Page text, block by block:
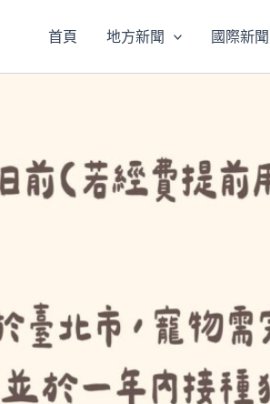
首頁 地方新聞 國際新聞